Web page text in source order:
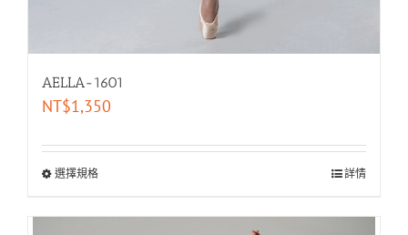
AELLA-1601
NT$1,350
選擇規格 詳情